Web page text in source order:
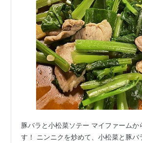
豚バラと小松菜ソテー マイファームか
す！ ニンニクを炒めて、小松菜と豚バ